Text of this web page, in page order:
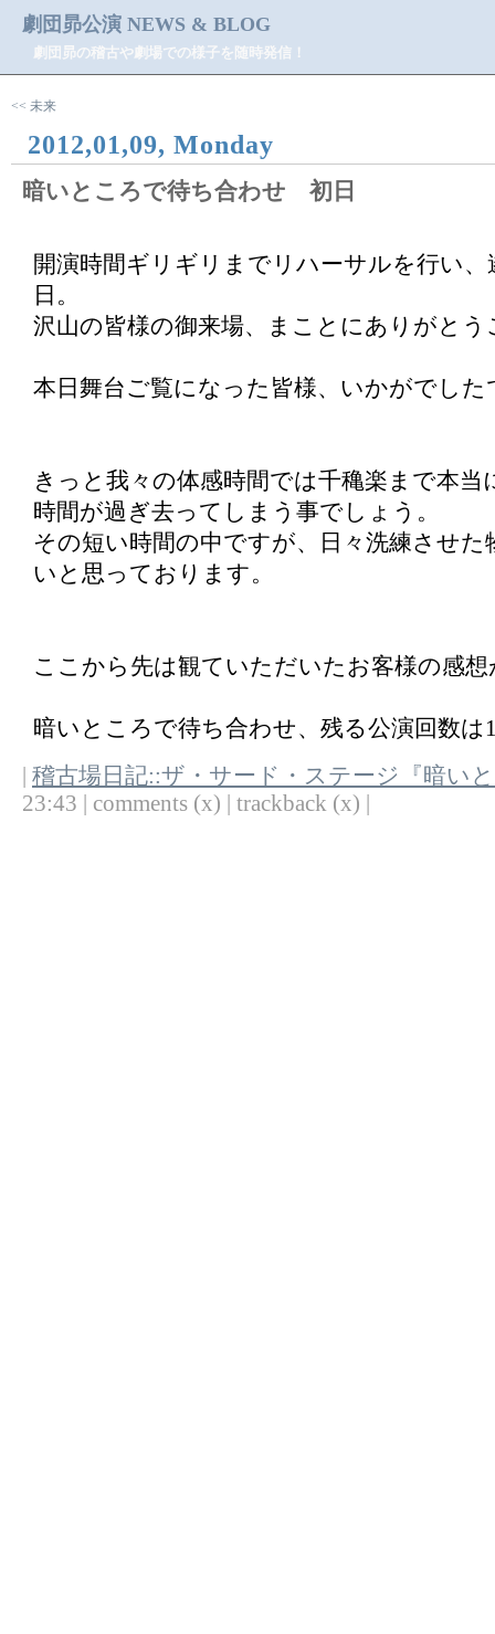
劇団昴公演 NEWS & BLOG
劇団昴の稽古や劇場での様子を随時発信！
<< 未来
2012,01,09, Monday
暗いところで待ち合わせ 初日
開演時間ギリギリまでリハーサルを行い
日。
沢山の皆様の御来場、まことにありがと
本日舞台ご覧になった皆様、いかがでした
きっと我々の体感時間では千穐楽まで本
時間が過ぎ去ってしまう事でしょう。
その短い時間の中ですが、日々洗練させた
いと思っております。
ここから先は観ていただいたお客様の感想
暗いところで待ち合わせ、残る公演回数は
稽古場日記::ザ・サード・ステージ『暗い
23:43 | comments (x) | trackback (x) |